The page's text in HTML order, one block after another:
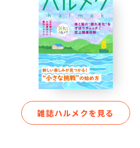
雑誌ハルメクを見る